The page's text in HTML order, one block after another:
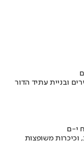
ובניית עתיד הדור
י-ם
וכיכרות משופצות